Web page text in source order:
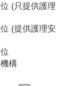
(只提供護理
(提供護理安
構